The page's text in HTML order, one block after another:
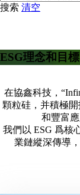
搜索 清空
ESG理念和目標
在協鑫科技，
顆粒硅，并積極
和豐富
我們以 ESG 爲核
業鏈縱深傳導